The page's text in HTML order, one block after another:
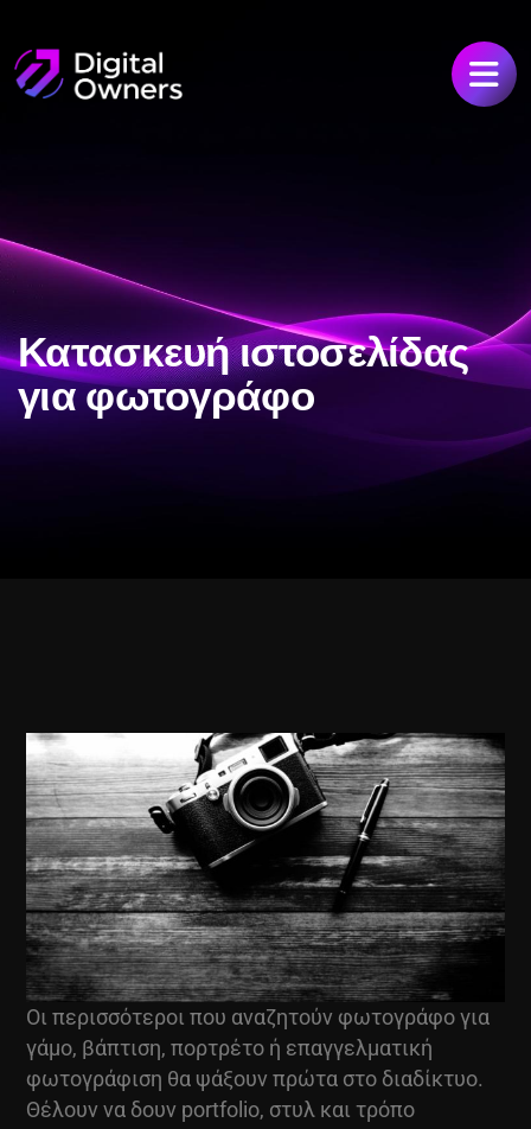
Κατασκευή ιστοσελίδας
για φωτογράφο
Οι περισσότεροι που αναζητούν φωτογράφο για
γάμο, βάπτιση, πορτρέτο ή επαγγελματική
φωτογράφιση θα ψάξουν πρώτα στο διαδίκτυο.
Θέλουν να δουν portfolio, στυλ και τρόπο